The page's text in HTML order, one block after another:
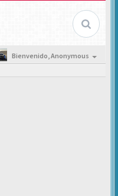
Bienvenido,Anonymous